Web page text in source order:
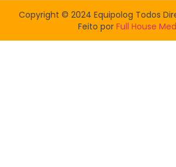
Copyright © 2024 Equipolog Todos
Feito por Full House